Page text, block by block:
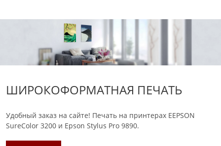
ШИРОКОФОРМАТНАЯ ПЕЧАТЬ
Удобный заказ на сайте! Печать на принтерах EEPSON
SureColor 3200 и Epson Stylus Pro 9890.